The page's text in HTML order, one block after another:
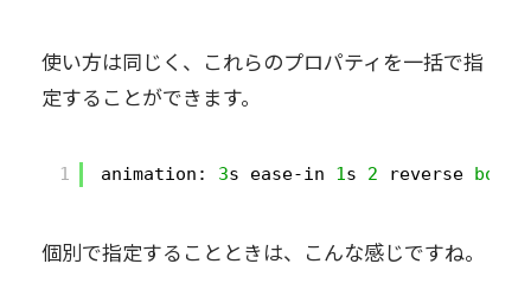
使い方は同じく、これらのプロパティを一括で指
定することができます。
1 animation: 3s ease-in 1s 2 reverse both
個別で指定することときは、こんな感じですね。